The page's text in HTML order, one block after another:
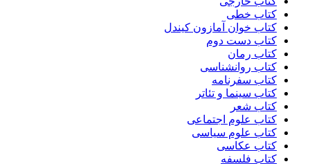
کتاب خطی
کتاب خوان آمازون کیندل
کتاب دست دوم
کتاب رمان
کتاب روانشناسی
کتاب سفرنامه
کتاب سینما و تئاتر
کتاب شعر
کتاب علوم اجتماعی
کتاب علوم سیاسی
کتاب عکاسی
کتاب فلسفه